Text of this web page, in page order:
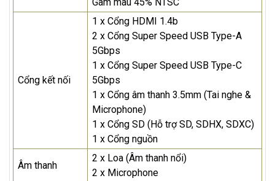
Cổng kết nối
1 x Cổng HDMI 1.4b
2 x Cổng Super Speed USB Type-A
5Gbps
1 x Cổng Super Speed USB Type-C
5Gbps
1 x Cổng âm thanh 3.5mm (Tai nghe &
Microphone)
1 x Cổng SD (Hỗ trợ SD, SDHX, SDXC)
1 x Cổng nguồn
Âm thanh
2 x Loa (Âm thanh nổi)
2 x Microphone